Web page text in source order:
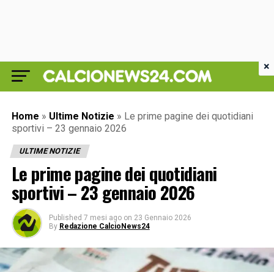
Home » Ultime Notizie » Le prime pagine dei quotidiani
sportivi – 23 gennaio 2026
ULTIME NOTIZIE
Le prime pagine dei quotidiani
sportivi – 23 gennaio 2026
Published 7 mesi ago on 23 Gennaio 2026
By Redazione CalcioNews24
×